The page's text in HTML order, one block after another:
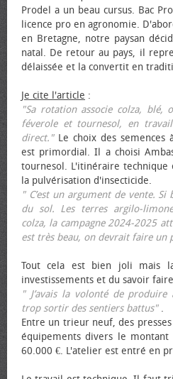
Prodel a un beau cursus. Bac
licence pro en agronomie.
en Bretagne, notre paysan
natal. De retour au pays, il
délaissée et la convertit en
Je cite l'article :
"Sa rotation associe colza, blé,
féverole et tournesol, en
direct."Le choix des semences
est primordial. Il a choisi
tournesol. L'itinéraire technique
la pulvérisation d'insecticide.
" C’est un argument de vente. Si
du sol. Les terres argilo-
colza, la campagne 2024-2025
est très beau, on devrait faire un
Tout cela est bien joli mais
investissements et du savoir
" J’avais la volonté de
trop sortir des sentiers battus".
Entre un trieur neuf, des
équipements divers le
60.000 €. L'atelier est entré en